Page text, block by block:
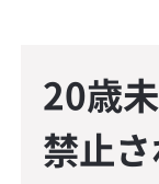
20歳
禁止